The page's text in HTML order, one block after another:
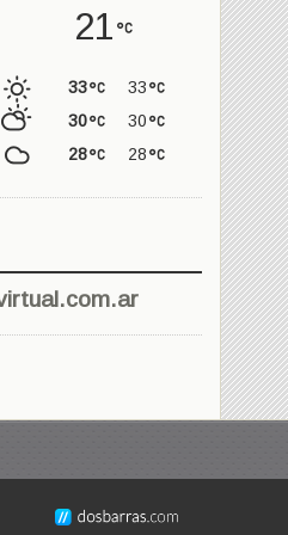
21
33
33
30
30
28
28